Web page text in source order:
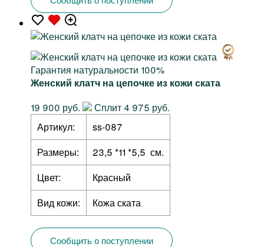
Гарантия натуральности 100%
Женский клатч на цепочке из кожи ската
19 900 руб.
Сплит 4 975 руб.
Артикул:
ss-087
Размеры:
23,5 *11 *5,5 см.
Цвет:
Красный
Вид кожи:
Кожа ската
Сообщить о поступлении